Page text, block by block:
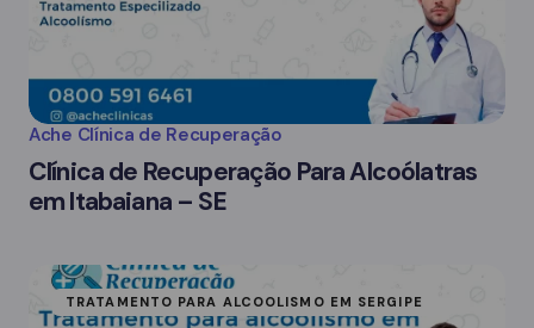
Ache Clínica de Recuperação
Clínica de Recuperação Para Alcoólatras
em Itabaiana – SE
TRATAMENTO PARA ALCOOLISMO EM SERGIPE